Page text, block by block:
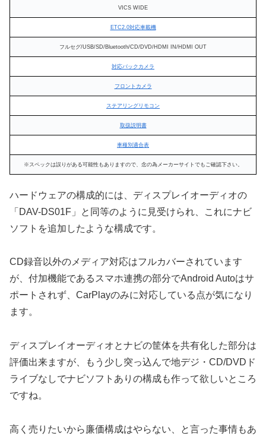
VICS WIDE
ETC2.0対応車載機
フルセグ/USB/SD/Bluetooth/CD/DVD/HDMI IN/HDMI OUT
対応バックカメラ
フロントカメラ
ステアリングリモコン
取扱説明書
車種別適合表
※スペックは誤りがある可能性もありますので、念の為メーカーサイトでもご確認下さい。
ハードウェアの構成的には、ディスプレイオーディオの
「DAV-DS01F」と同等のように見受けられ、これにナビ
ソフトを追加したような構成です。
CD録音以外のメディア対応はフルカバーされています
が、付加機能であるスマホ連携の部分でAndroid Autoはサ
ポートされず、CarPlayのみに対応している点が気になり
ます。
ディスプレイオーディオとナビの筐体を共有化した部分は
評価出来ますが、もう少し突っ込んで地デジ・CD/DVDド
ライブなしでナビソフトありの構成も作って欲しいところ
ですね。
高く売りたいから廉価構成はやらない、と言った事情もあ